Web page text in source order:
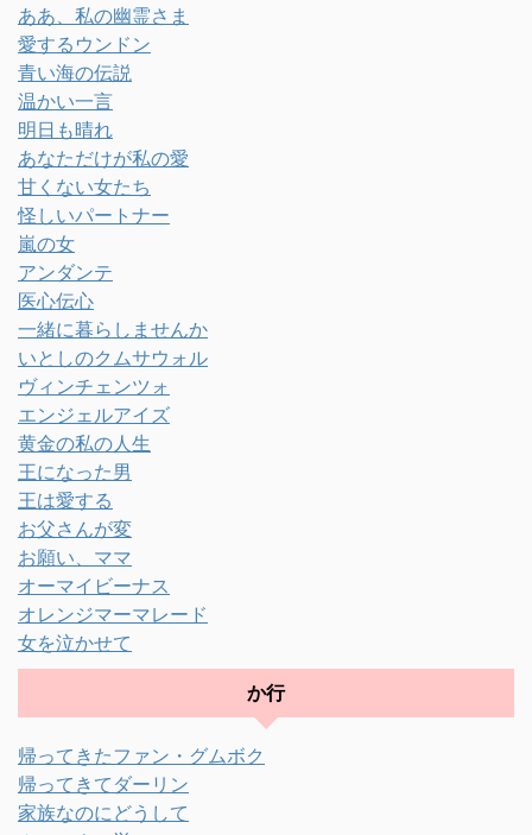
ああ、私の幽霊さま
愛するウンドン
青い海の伝説
温かい一言
明日も晴れ
あなただけが私の愛
甘くない女たち
怪しいパートナー
嵐の女
アンダンテ
医心伝心
一緒に暮らしませんか
いとしのクムサウォル
ヴィンチェンツォ
エンジェルアイズ
黄金の私の人生
王になった男
王は愛する
お父さんが変
お願い、ママ
オーマイビーナス
オレンジマーマレード
女を泣かせて
か行
帰ってきたファン・グムボク
帰ってきてダーリン
家族なのにどうして